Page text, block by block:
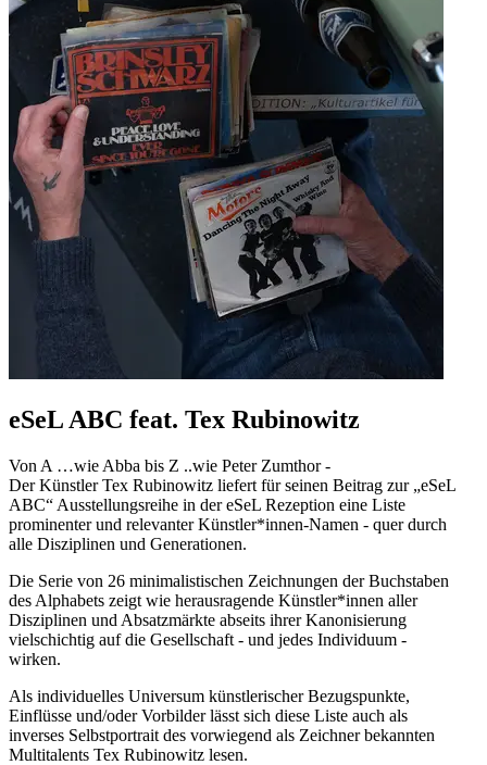
eSeL ABC feat. Tex Rubinowitz
Von A …wie Abba bis Z ..wie Peter Zumthor -
Der Künstler Tex Rubinowitz liefert für seinen Beitrag zur „eSeL
ABC“ Ausstellungsreihe in der eSeL Rezeption eine Liste
prominenter und relevanter Künstler*innen-Namen - quer durch
alle Disziplinen und Generationen.
Die Serie von 26 minimalistischen Zeichnungen der Buchstaben
des Alphabets zeigt wie herausragende Künstler*innen aller
Disziplinen und Absatzmärkte abseits ihrer Kanonisierung
vielschichtig auf die Gesellschaft - und jedes Individuum -
wirken.
Als individuelles Universum künstlerischer Bezugspunkte,
Einflüsse und/oder Vorbilder lässt sich diese Liste auch als
inverses Selbstportrait des vorwiegend als Zeichner bekannten
Multitalents Tex Rubinowitz lesen.